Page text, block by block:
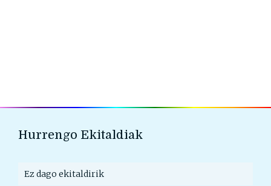
Hurrengo Ekitaldiak
Ez dago ekitaldirik